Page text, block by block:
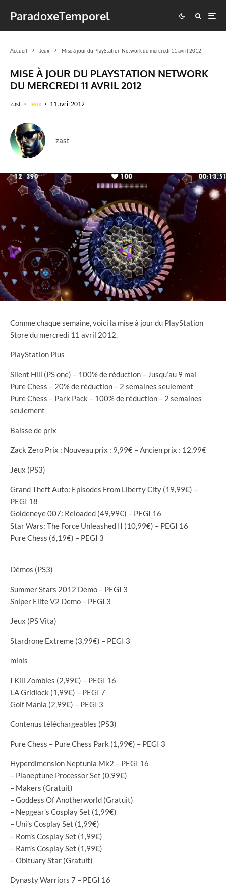
ParadoxeTemporel
Accueil Jeux Mise à jour du PlayStation Network du mercredi 11 avril 2012
MISE À JOUR DU PLAYSTATION NETWORK
DU MERCREDI 11 AVRIL 2012
zast · Jeux · 11 avril 2012
zast
Comme chaque semaine, voici la mise à jour du PlayStation
Store du mercredi 11 avril 2012.
PlayStation Plus
Silent Hill (PS one) – 100% de réduction – Jusqu’au 9 mai
Pure Chess – 20% de réduction – 2 semaines seulement
Pure Chess – Park Pack – 100% de réduction – 2 semaines
seulement
Baisse de prix
Zack Zero Prix : Nouveau prix : 9,99€ – Ancien prix : 12,99€
Jeux (PS3)
Grand Theft Auto: Episodes From Liberty City (19,99€) –
PEGI 18
Goldeneye 007: Reloaded (49,99€) – PEGI 16
Star Wars: The Force Unleashed II (10,99€) – PEGI 16
Pure Chess (6,19€) – PEGI 3
Démos (PS3)
Summer Stars 2012 Demo – PEGI 3
Sniper Elite V2 Demo – PEGI 3
Jeux (PS Vita)
Stardrone Extreme (3,99€) – PEGI 3
minis
I Kill Zombies (2,99€) – PEGI 16
LA Gridlock (1,99€) – PEGI 7
Golf Mania (2,99€) – PEGI 3
Contenus téléchargeables (PS3)
Pure Chess – Pure Chess Park (1,99€) – PEGI 3
Hyperdimension Neptunia Mk2 – PEGI 16
– Planeptune Processor Set (0,99€)
– Makers (Gratuit)
– Goddess Of Anotherworld (Gratuit)
– Nepgear’s Cosplay Set (1,99€)
– Uni’s Cosplay Set (1,99€)
– Rom’s Cosplay Set (1,99€)
– Ram’s Cosplay Set (1,99€)
– Obituary Star (Gratuit)
Dynasty Warriors 7 – PEGI 16